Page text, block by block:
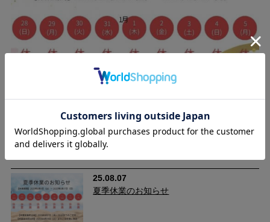
25.12.09
年末年始に伴う休業のお知らせ（2025-2026）
25.08.07
夏季休業のお知らせ